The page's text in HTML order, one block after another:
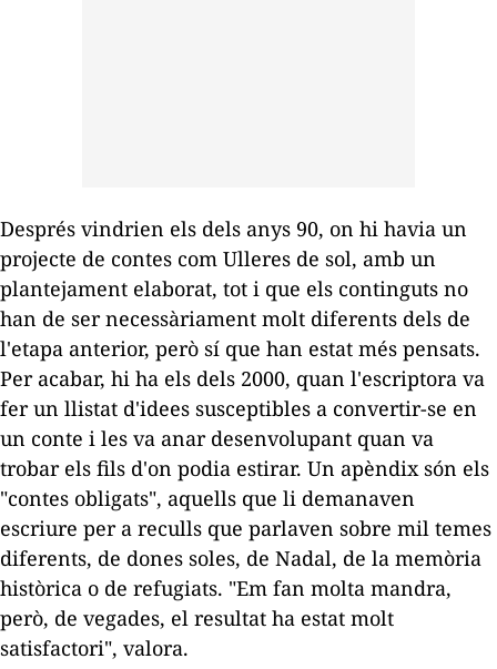
Després vindrien els dels anys 90, on hi havia un
projecte de contes com Ulleres de sol, amb un
plantejament elaborat, tot i que els continguts no
han de ser necessàriament molt diferents dels de
l'etapa anterior, però sí que han estat més pensats.
Per acabar, hi ha els dels 2000, quan l'escriptora va
fer un llistat d'idees susceptibles a convertir-se en
un conte i les va anar desenvolupant quan va
trobar els fils d'on podia estirar. Un apèndix són els
"contes obligats", aquells que li demanaven
escriure per a reculls que parlaven sobre mil temes
diferents, de dones soles, de Nadal, de la memòria
històrica o de refugiats. "Em fan molta mandra,
però, de vegades, el resultat ha estat molt
satisfactori", valora.